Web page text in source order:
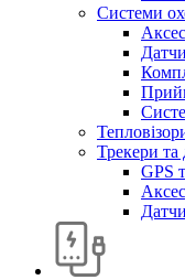
Системи
Трекери та
GPS